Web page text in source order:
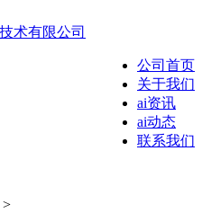
公司首页
关于我们
ai资讯
ai动态
联系我们
>